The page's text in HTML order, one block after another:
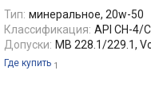
Тип: минеральное, 20w-50
Классификация: API CH-4/
Допуски: MB 228.1/229.1,
Где купить 1